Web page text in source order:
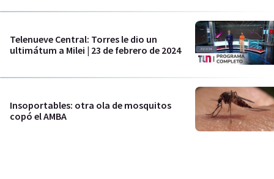
Telenueve Central: Torres le dio un
ultimátum a Milei | 23 de febrero de 2024
Insoportables: otra ola de mosquitos
copó el AMBA